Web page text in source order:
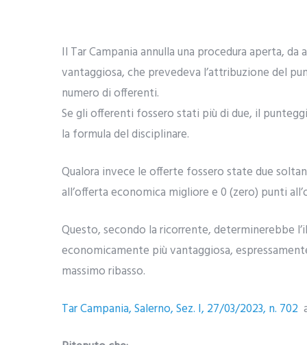
Il Tar Campania annulla una procedura aperta,
vantaggiosa, che prevedeva l’attribuzione del
numero di offerenti.
Se gli offerenti fossero stati più di due, il
la formula del disciplinare.
Qualora invece le offerte fossero state due
all’offerta economica migliore e 0 (zero) punti
Questo, secondo la ricorrente, determinerebbe
economicamente più vantaggiosa,
massimo ribasso.
Tar Campania, Salerno, Sez. I, 27/03/2023, n. 702